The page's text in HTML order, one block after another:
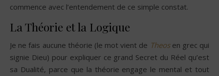
commence avec l’entendement de ce simple constat.
La Théorie et la Logique
Je ne fais aucune théorie (le mot vient de Theosen grec qui
signie Dieu) pour expliquer ce grand Secret du Réel qu’est
sa Dualité, parce que la théorie engage le mental et tout